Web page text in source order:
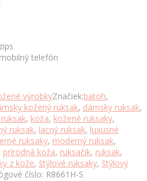
telefón
výrobkyZnačiek:batoh,
kožený ruksak, dámsky ruksak,
, koža, kožené ruksaky,
ruksak, lacný ruksak, luxusné
ruksaky, moderný ruksak,
prírodná koža, ruksačik, ruksak,
z kože, štýlové ruksaky, štýlový
číslo: R8661H-S